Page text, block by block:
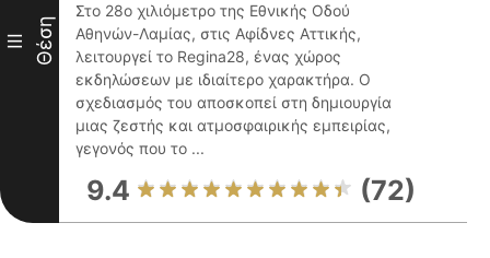
III Θέση
Στο 28ο χιλιόμετρο της Εθνικής Οδού
Αθηνών-Λαμίας, στις Αφίδνες Αττικής,
λειτουργεί το Regina28, ένας χώρος
εκδηλώσεων με ιδιαίτερο χαρακτήρα. Ο
σχεδιασμός του αποσκοπεί στη δημιουργία
μιας ζεστής και ατμοσφαιρικής εμπειρίας,
γεγονός που το ...
9.4 (72)